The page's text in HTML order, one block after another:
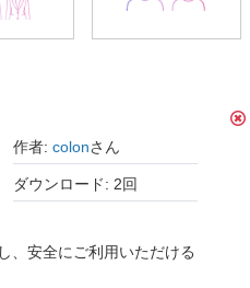
作者: colonさん
ダウンロード: 2回
、安全にご利用いただける